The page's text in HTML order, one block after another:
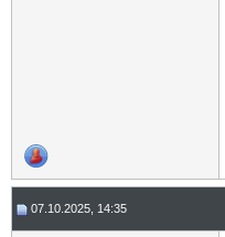
07.10.2025, 14:35